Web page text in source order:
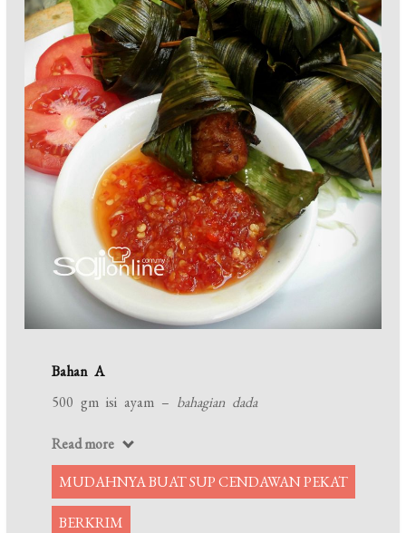
Bahan A
500 gm isi ayam – bahagian dada
Read more
MUDAHNYA BUAT SUP CENDAWAN PEKAT
BERKRIM